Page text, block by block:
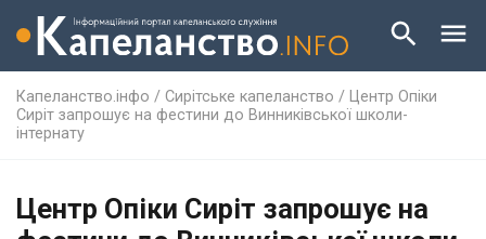
Капеланство.інфо / Сирітське капеланство / Центр Опіки
Сиріт запрошує на фестини до Винниківської школи-
інтернату
Центр Опіки Сиріт запрошує на